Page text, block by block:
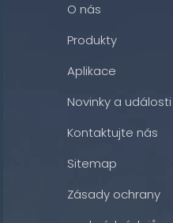
O nás
Produkty
Aplikace
Novinky a události
Kontaktujte nás
Sitemap
Zásady ochrany